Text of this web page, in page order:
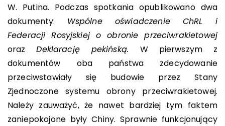
W. Putina. Podczas spotkania opublikowano dwa
dokumenty: Wspólne oświadczenie ChRL i
Federacji Rosyjskiej o obronie przeciwrakietowej
orazDeklarację pekińską. W pierwszym z
dokumentów oba państwa zdecydowanie
przeciwstawiały się budowie przez Stany
Zjednoczone systemu obrony przeciwrakietowej.
Należy zauważyć, że nawet bardziej tym faktem
zaniepokojone były Chiny. Sprawnie funkcjonujący